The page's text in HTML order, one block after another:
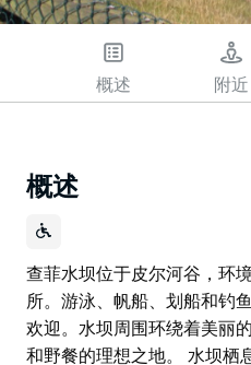
概述 附近
概述
查菲水坝位于皮尔河谷，环
所。游泳、帆船、划船和钓
欢迎。水坝周围环绕着美丽
和野餐的理想之地。 水坝栖